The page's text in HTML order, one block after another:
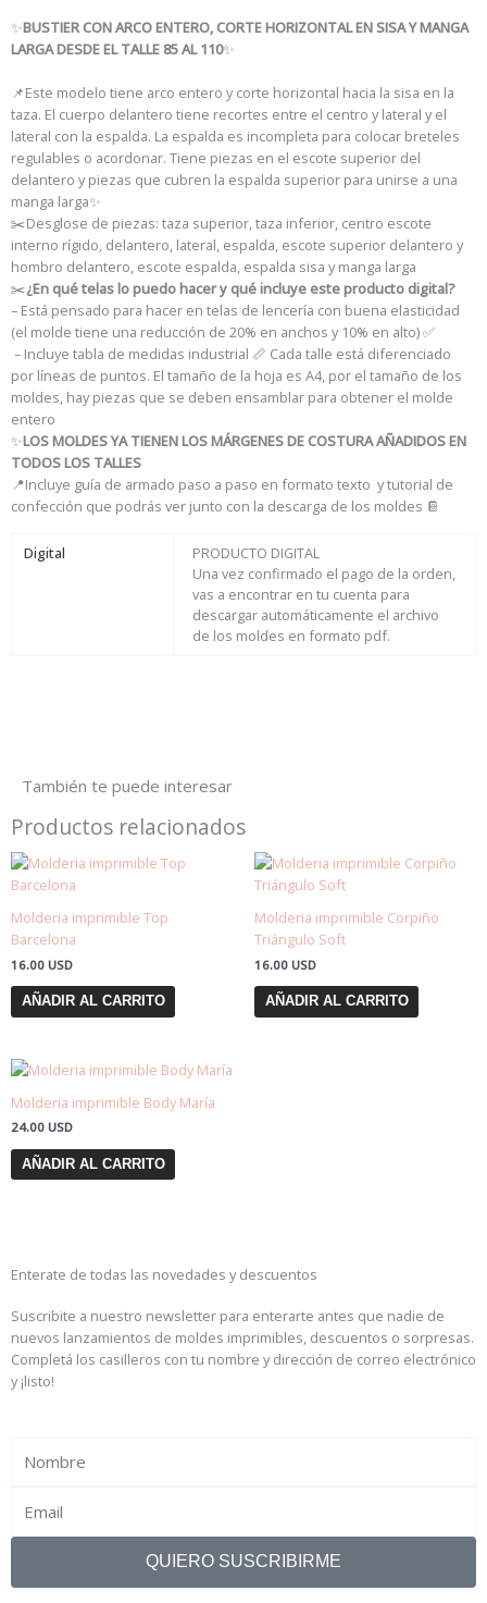
✨BUSTIER CON ARCO ENTERO, CORTE HORIZONTAL EN SISA Y MANGA
LARGA DESDE EL TALLE 85 AL 110✨
📌Este modelo tiene arco entero y corte horizontal hacia la sisa en la
taza. El cuerpo delantero tiene recortes entre el centro y lateral y el
lateral con la espalda. La espalda es incompleta para colocar breteles
regulables o acordonar. Tiene piezas en el escote superior del
delantero y piezas que cubren la espalda superior para unirse a una
manga larga✨
✂️Desglose de piezas: taza superior, taza inferior, centro escote
interno rígido, delantero, lateral, espalda, escote superior delantero y
hombro delantero, escote espalda, espalda sisa y manga larga
✂️¿En qué telas lo puedo hacer y qué incluye este producto digital?
– Está pensado para hacer en telas de lencería con buena elasticidad
(el molde tiene una reducción de 20% en anchos y 10% en alto) ✅
– Incluye tabla de medidas industrial 📏 Cada talle está diferenciado
por líneas de puntos. El tamaño de la hoja es A4, por el tamaño de los
moldes, hay piezas que se deben ensamblar para obtener el molde
entero
✨LOS MOLDES YA TIENEN LOS MÁRGENES DE COSTURA AÑADIDOS EN
TODOS LOS TALLES
📍Incluye guía de armado paso a paso en formato texto y tutorial de
confección que podrás ver junto con la descarga de los moldes 📔
Digital
PRODUCTO DIGITAL
Una vez confirmado el pago de la orden,
vas a encontrar en tu cuenta para
descargar automáticamente el archivo
de los moldes en formato pdf.
También te puede interesar
Productos relacionados
Molderia imprimible Top
Barcelona
16.00 USD
AÑADIR AL CARRITO
Molderia imprimible Corpiño
Triángulo Soft
16.00 USD
AÑADIR AL CARRITO
Molderia imprimible Body María
24.00 USD
AÑADIR AL CARRITO
Enterate de todas las novedades y descuentos
Suscribite a nuestro newsletter para enterarte antes que nadie de
nuevos lanzamientos de moldes imprimibles, descuentos o sorpresas.
Completá los casilleros con tu nombre y dirección de correo electrónico
y ¡listo!
QUIERO SUSCRIBIRME